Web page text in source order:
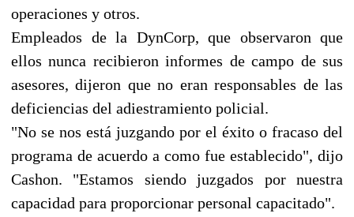
operaciones y otros.
Empleados de la DynCorp, que observaron que
ellos nunca recibieron informes de campo de sus
asesores, dijeron que no eran responsables de las
deficiencias del adiestramiento policial.
"No se nos está juzgando por el éxito o fracaso del
programa de acuerdo a como fue establecido", dijo
Cashon. "Estamos siendo juzgados por nuestra
capacidad para proporcionar personal capacitado".